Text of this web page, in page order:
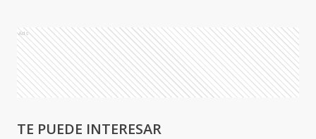
Ads
TE PUEDE INTERESAR